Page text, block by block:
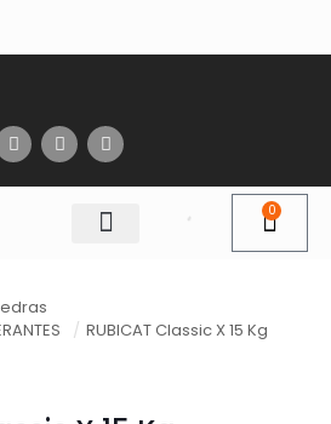
0
/ RUBICAT Classic X 15 Kg